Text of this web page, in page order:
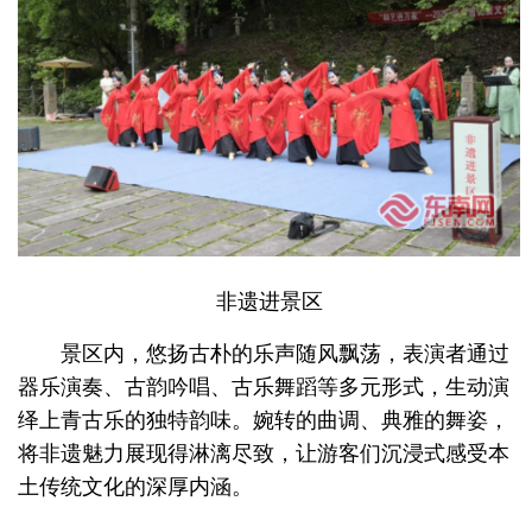
非遗进景区
景区内，悠扬古朴的乐声随风飘荡，表演者通过
器乐演奏、古韵吟唱、古乐舞蹈等多元形式，生动演
绎上青古乐的独特韵味。婉转的曲调、典雅的舞姿，
将非遗魅力展现得淋漓尽致，让游客们沉浸式感受本
土传统文化的深厚内涵。